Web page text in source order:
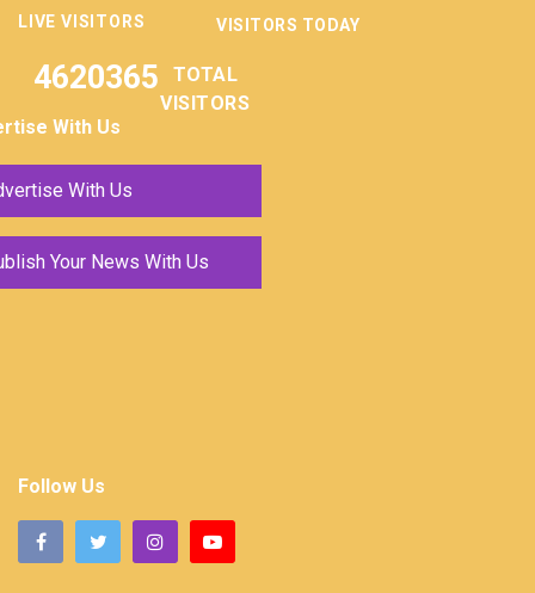
LIVE VISITORS VISITORS TODAY
4620365
TOTAL
VISITORS
With Us
With Us
Your News With Us
Follow Us